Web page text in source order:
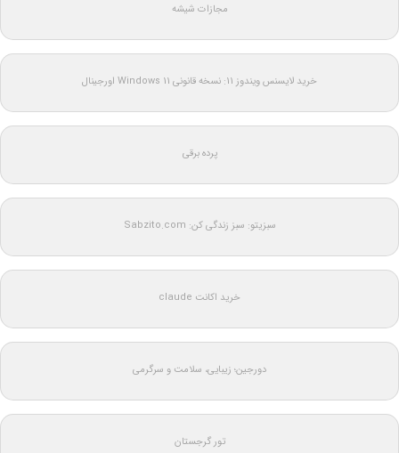
مجازات شیشه
خرید لایسنس ویندوز 11: نسخه قانونی Windows 11 اورجینال
پرده برقی
سبزیتو: سبز زندگی کن: Sabzito.com
خرید اکانت claude
دورجین؛ زیبایی، سلامت و سرگرمی
تور گرجستان